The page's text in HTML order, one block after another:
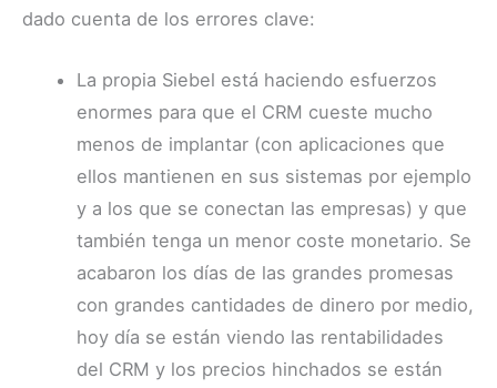
dado cuenta de los errores clave:
La propia Siebel está haciendo esfuerzos
enormes para que el CRM cueste mucho
menos de implantar (con aplicaciones que
ellos mantienen en sus sistemas por ejemplo
y a los que se conectan las empresas) y que
también tenga un menor coste monetario. Se
acabaron los días de las grandes promesas
con grandes cantidades de dinero por medio,
hoy día se están viendo las rentabilidades
del CRM y los precios hinchados se están